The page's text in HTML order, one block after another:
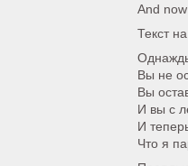
And
Текст
Вы не
Вы
И вы с
И
Что я